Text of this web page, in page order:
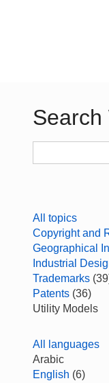
Search
All topics
Copyright and
Geographical
Industrial
Trademarks
Patents (36)
Utility Models
All languages
Arabic
English (6)